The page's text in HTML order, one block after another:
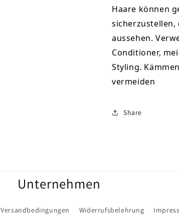
Haare können
sicherzustellen,
aussehen.
Conditioner,
Styling.
vermeiden
Share
Unternehmen
Versandbedingungen Widerrufsbelehrung